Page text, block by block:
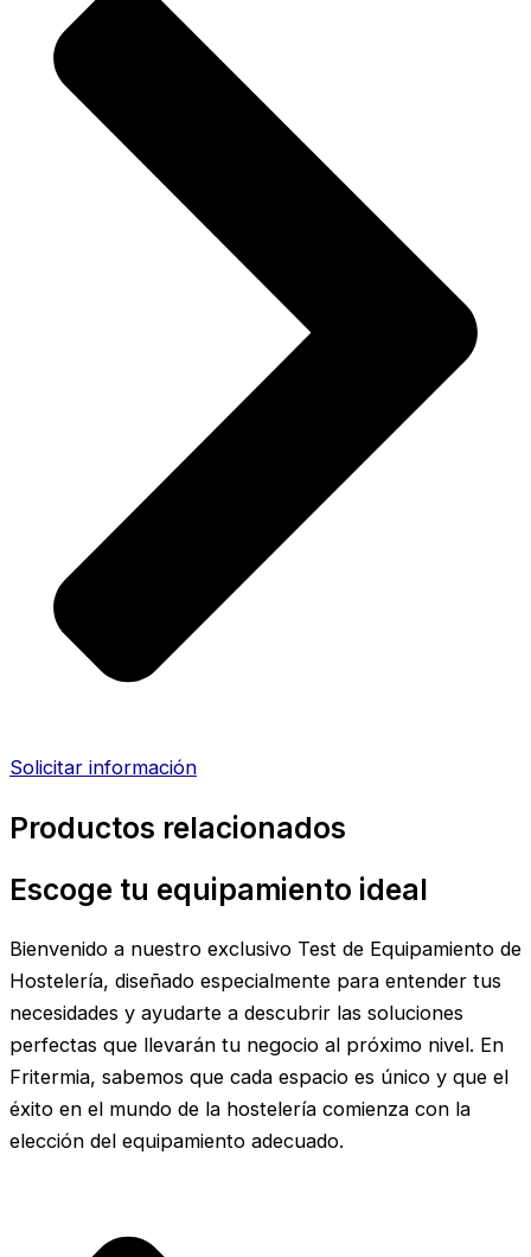
Solicitar información
Productos relacionados
Escoge tu equipamiento ideal
Bienvenido a nuestro exclusivo Test de Equipamiento de
Hostelería, diseñado especialmente para entender tus
necesidades y ayudarte a descubrir las soluciones
perfectas que llevarán tu negocio al próximo nivel. En
Fritermia, sabemos que cada espacio es único y que el
éxito en el mundo de la hostelería comienza con la
elección del equipamiento adecuado.